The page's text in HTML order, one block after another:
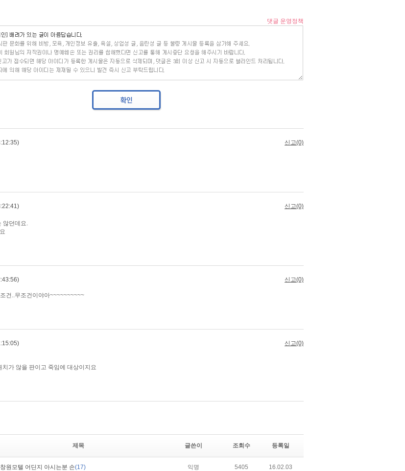
제목 글쓴이 조회수 등록일
창원모텔 어딘지 아시는분 손(17) 익명 5405 16.02.03